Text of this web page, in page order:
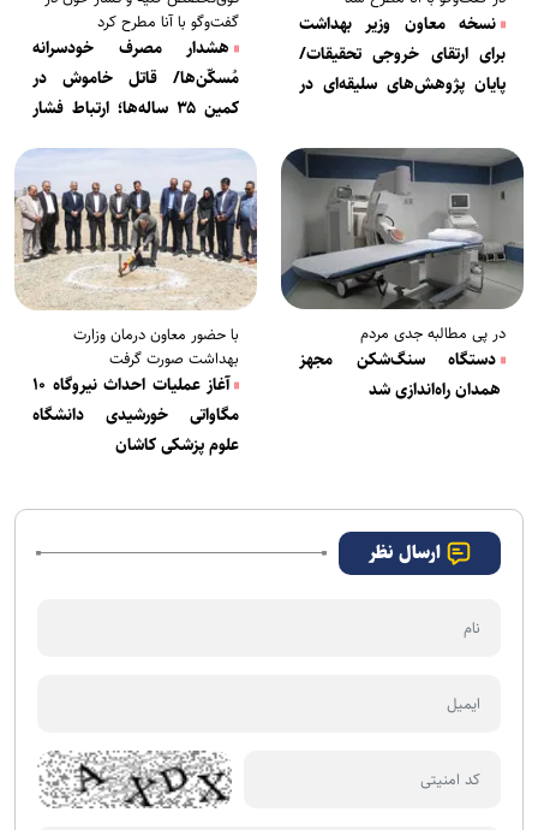
نسخه معاون وزیر بهداشت
برای ارتقای خروجی تحقیقات/
پایان پژوهش‌های سلیقه‌ای در
گفت‌وگو با آنا مطرح کرد
هشدار مصرف خودسرانه
مُسکّن‌ها/ قاتل خاموش در
کمین ۳۵ ساله‌ها؛ ارتباط فشار
در پی مطالبه جدی مردم
دستگاه سنگ‌شکن مجهز
همدان راه‌اندازی شد
با حضور معاون درمان وزارت
بهداشت صورت گرفت
آغاز عملیات احداث نیروگاه ۱۰
مگاواتی خورشیدی دانشگاه
علوم پزشکی کاشان
ارسال نظر